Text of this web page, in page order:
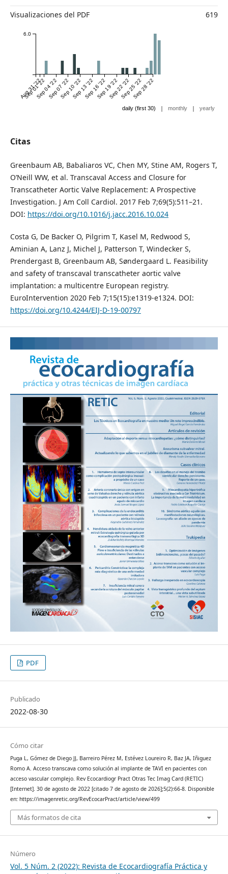
Visualizaciones del PDF 619
Aug 31 '22
Sep 01 '22Sep 04 '22Sep 07 '22Sep 10 '22Sep 13 '22Sep 16 '22Sep 19 '22Sep 22 '22Sep 25 '22Sep 28 '22
6.0
daily (first 30) | monthly | yearly
Citas
Greenbaum AB, Babaliaros VC, Chen MY, Stine AM, Rogers T,
O’Neill WW, et al. Transcaval Access and Closure for
Transcatheter Aortic Valve Replacement: A Prospective
Investigation. J Am Coll Cardiol. 2017 Feb 7;69(5):511–21.
DOI: https://doi.org/10.1016/j.jacc.2016.10.024
Costa G, De Backer O, Pilgrim T, Kasel M, Redwood S,
Aminian A, Lanz J, Michel J, Patterson T, Windecker S,
Prendergast B, Greenbaum AB, Søndergaard L. Feasibility
and safety of transcaval transcatheter aortic valve
implantation: a multicentre European registry.
EuroIntervention 2020 Feb 7;15(15):e1319-e1324. DOI:
https://doi.org/10.4244/EIJ-D-19-00797
PDF
Publicado
2022-08-30
Cómo citar
Puga L, Gómez de Diego JJ, Barreiro Pérez M, Estévez Loureiro R, Baz JA, Iñiguez
Romo A. Acceso transcava como solución al implante de TAVI en pacientes con
acceso vascular complejo. Rev Ecocardiogr Pract Otras Tec Imag Card (RETIC)
[Internet]. 30 de agosto de 2022 [citado 7 de agosto de 2026];5(2):66-8. Disponible
en: https://imagenretic.org/RevEcocarPract/article/view/499
Más formatos de cita
Número
Vol. 5 Núm. 2 (2022): Revista de Ecocardiografía Práctica y